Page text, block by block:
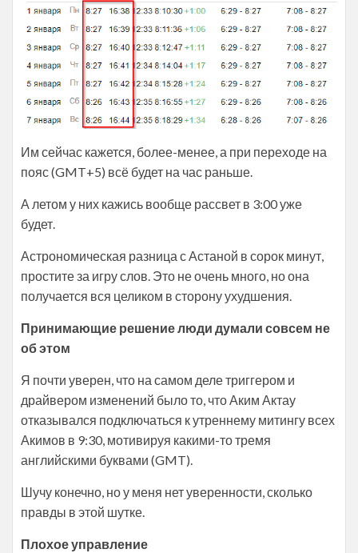
Им сейчас кажется, более-менее, а при переходе на
пояс (GMT+5) всё будет на час раньше.
А летом у них кажись вообще рассвет в 3:00 уже
будет.
Астрономическая разница с Астаной в сорок минут,
простите за игру слов. Это не очень много, но она
получается вся целиком в сторону ухудшения.
Принимающие решение люди думали совсем не
об этом
Я почти уверен, что на самом деле триггером и
драйвером изменений было то, что Аким Актау
отказывался подключаться к утреннему митингу всех
Акимов в 9:30, мотивируя какими-то тремя
английскими буквами (GMT).
Шучу конечно, но у меня нет уверенности, сколько
правды в этой шутке.
Плохое управление